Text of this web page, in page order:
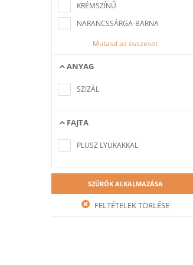
KRÉMSZÍNŰ
NARANCSSÁRGA-BARNA
Mutasd az összeset
ANYAG
SZIZÁL
FAJTA
megfelelő elem
PLUSZ LYUKAKKAL
SZŰRŐK ALKALMAZÁSA
FELTÉTELEK TÖRLÉSE